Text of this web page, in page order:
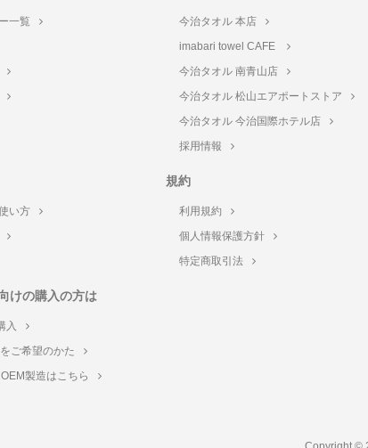
一覧
今治タオル 本店
imabari towel CAFE
今治タオル 南青山店
今治タオル 松山エアポートストア
今治タオル 今治国際ホテル店
採用情報
い方
規約
利用規約
個人情報保護方針
特定商取引法
けの購入の方は
入
ご希望のかた
製造はこちら